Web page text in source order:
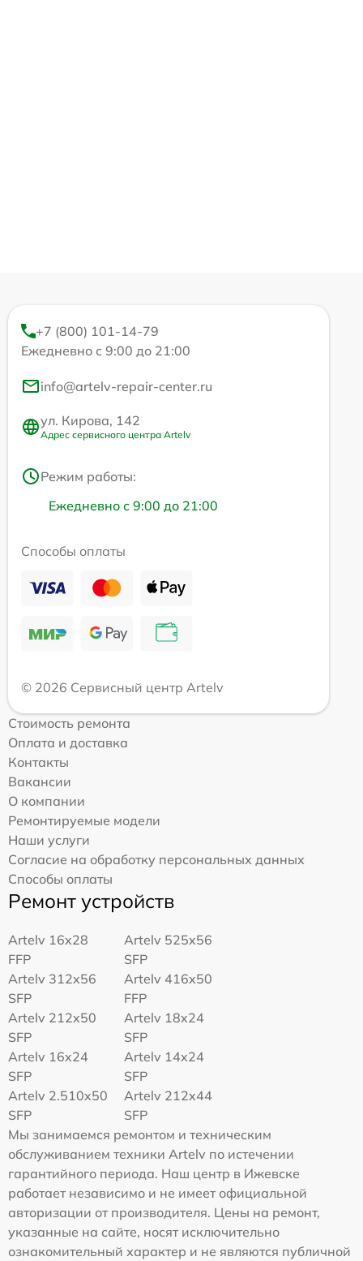
+7 (800) 101-14-79
Ежедневно с 9:00 до 21:00
info@artelv-repair-center.ru
ул. Кирова, 142
Адрес сервисного центра Artelv
Режим работы:
Ежедневно с 9:00 до 21:00
Способы оплаты
© 2026 Сервисный центр Artelv
Стоимость ремонта
Оплата и доставка
Контакты
Вакансии
О компании
Ремонтируемые модели
Наши услуги
Согласие на обработку персональных данных
Способы оплаты
Ремонт устройств
Artelv 16x28
FFP
Artelv 525x56
SFP
Artelv 312x56
SFP
Artelv 416x50
FFP
Artelv 212x50
SFP
Artelv 18x24
SFP
Artelv 16x24
SFP
Artelv 14x24
SFP
Artelv 2.510x50
SFP
Artelv 212x44
SFP
Мы занимаемся ремонтом и техническим
обслуживанием техники Artelv по истечении
гарантийного периода. Наш центр в Ижевске
работает независимо и не имеет официальной
авторизации от производителя. Цены на ремонт,
указанные на сайте, носят исключительно
ознакомительный характер и не являются публичной